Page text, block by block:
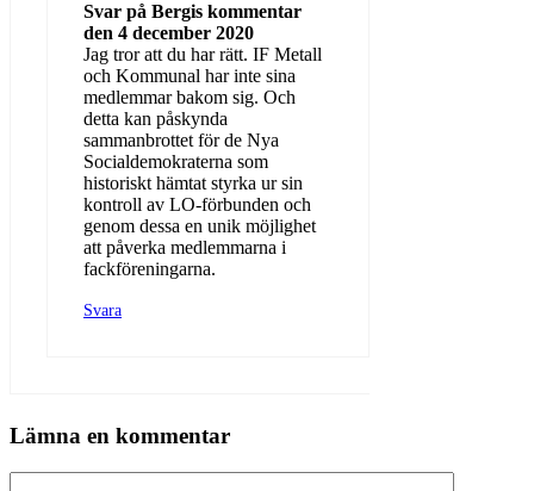
Svar på Bergis kommentar
den 4 december 2020
Jag tror att du har rätt. IF Metall
och Kommunal har inte sina
medlemmar bakom sig. Och
detta kan påskynda
sammanbrottet för de Nya
Socialdemokraterna som
historiskt hämtat styrka ur sin
kontroll av LO-förbunden och
genom dessa en unik möjlighet
att påverka medlemmarna i
fackföreningarna.
Svara
Lämna en kommentar